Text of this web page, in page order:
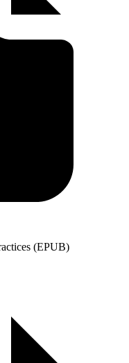
(EPUB)